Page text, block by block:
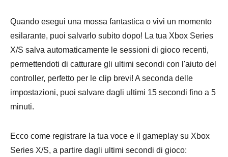
Quando esegui una mossa fantastica o vivi un momento
esilarante, puoi salvarlo subito dopo! La tua Xbox Series
X/S salva automaticamente le sessioni di gioco recenti,
permettendoti di catturare gli ultimi secondi con l'aiuto del
controller, perfetto per le clip brevi! A seconda delle
impostazioni, puoi salvare dagli ultimi 15 secondi fino a 5
minuti.
Ecco come registrare la tua voce e il gameplay su Xbox
Series X/S, a partire dagli ultimi secondi di gioco: